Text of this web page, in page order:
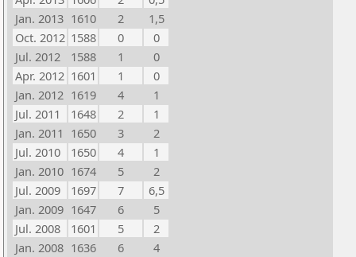
Jan. 2013 1610 2
1,5
Oct. 2012 1588 0
0
Jul. 2012
1588 1
0
Apr. 2012 1601 1
0
Jan. 2012 1619 4
1
Jul. 2011
1648 2
1
Jan. 2011 1650 3
2
Jul. 2010
1650 4
1
Jan. 2010 1674 5
2
Jul. 2009
1697 7
6,5
Jan. 2009 1647 6
5
Jul. 2008
1601 5
2
Jan. 2008 1636 6
4